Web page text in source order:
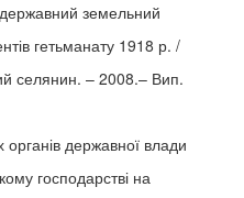
земельний
гетьманату 1918 р. /
селянин. – 2008.– Вип.
державної влади
господарстві на